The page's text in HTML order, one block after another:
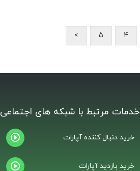
4
5
>
خدمات مرتبط با شبکه های اجتماعی
خرید دنبال کننده آپارات
خرید بازدید آپارات